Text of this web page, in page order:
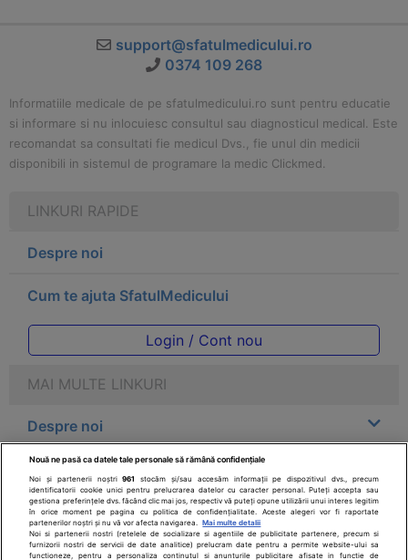
support@sfatulmedicului.ro
0374 109 268
Informatiile medicale de pe sfatulmedicului.ro sunt pentru educatie
si informare si nu inlocuiesc consultul sau diagnosticul medical. Este
recomandat sa consultati fie medicul Dvs., fie unul din medicii
disponibili in sistemul de programare la medic Clickmed.
LINKURI RAPIDE
Despre noi
Cum te ajuta SfatulMedicului
Login / Cont nou
MAI MULTE LINKURI
Despre noi
Legal
Drepturile consumatorului
Parteneri
Nouă ne pasă ca datele tale personale să rămână confidențiale
Noi și partenerii noștri961
stocăm și/sau accesăm informații pe dispozitivul dvs., precum
identificatorii cookie unici pentru prelucrarea datelor cu caracter personal. Puteți accepta sau
gestiona preferințele dvs. făcând clic mai jos, respectiv vă puteți opune utilizării unui interes legitim
în orice moment pe pagina cu politica de confidențialitate. Aceste alegeri vor fi raportate
partenerilor noștri și nu vă vor afecta navigarea.
Mai multe detalii
Noi si partenerii nostri (retelele de socializare si agentiile de publicitate partenere, precum si
furnizorii nostri de servicii de date analitice) prelucram date pentru a permite website-ului sa
functioneze, pentru a personaliza continutul si anunturile publicitare afisate in functie de